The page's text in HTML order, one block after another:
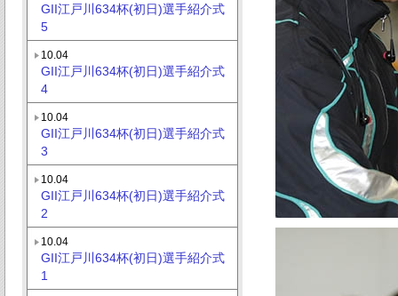
GII江戸川634杯(初日)選手紹介式
5
10.04
GII江戸川634杯(初日)選手紹介式
4
10.04
GII江戸川634杯(初日)選手紹介式
3
10.04
GII江戸川634杯(初日)選手紹介式
2
10.04
GII江戸川634杯(初日)選手紹介式
1